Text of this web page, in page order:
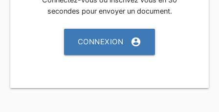
secondes pour envoyer un document.
CONNEXION account_circle